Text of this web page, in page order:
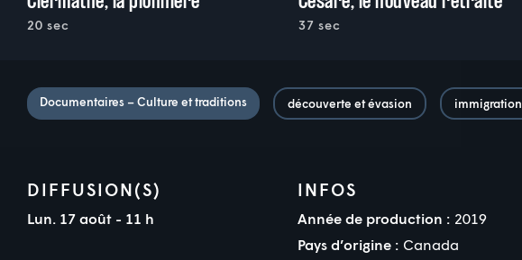
20 sec 37 sec
Documentaires – Culture et traditions découverte et évasion immigration
DIFFUSION(S)
Lun. 17 août - 11 h
INFOS
Année de production : 2019
Pays d’origine : Canada